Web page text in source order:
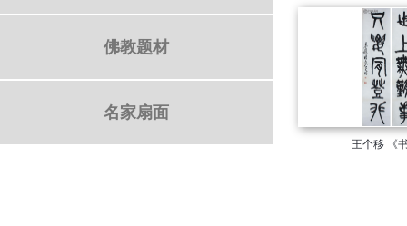
佛教题材
名家扇面
王个